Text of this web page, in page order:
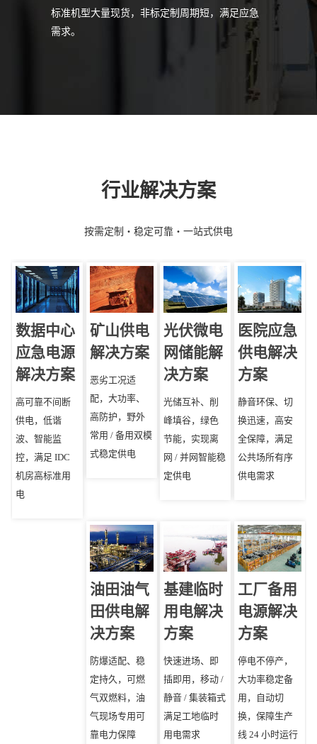
标准机型大量现货，非标定制周期短，满足应急
需求。
行业解决方案
按需定制・稳定可靠・一站式供电
数据中心
应急电源
解决方案
高可靠不间断
供电，低谐
波、智能监
控，满足 IDC
机房高标准用
电
矿山供电
解决方案
恶劣工况适
配，大功率、
高防护，野外
常用 / 备用双模
式稳定供电
光伏微电
网储能解
决方案
光储互补、削
峰填谷，绿色
节能，实现离
网 / 并网智能稳
定供电
医院应急
供电解决
方案
静音环保、切
换迅速，高安
全保障，满足
公共场所有序
供电需求
油田油气
田供电解
决方案
防爆适配、稳
定持久，可燃
气双燃料，油
气现场专用可
靠电力保障
基建临时
用电解决
方案
快速进场、即
插即用，移动 /
静音 / 集装箱式
满足工地临时
用电需求
工厂备用
电源解决
方案
停电不停产，
大功率稳定备
用，自动切
换，保障生产
线 24 小时运行